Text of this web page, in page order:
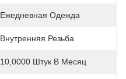
Ежедневная Одежда
Внутренняя Резьба
10,0000 Штук В Месяц